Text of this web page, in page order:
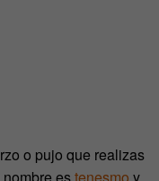
o pujo que realizas